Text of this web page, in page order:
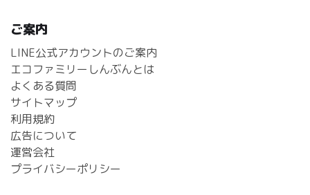
ご案内
LINE公式アカウントのご案内
エコファミリーしんぶんとは
よくある質問
サイトマップ
利用規約
広告について
運営会社
プライバシーポリシー